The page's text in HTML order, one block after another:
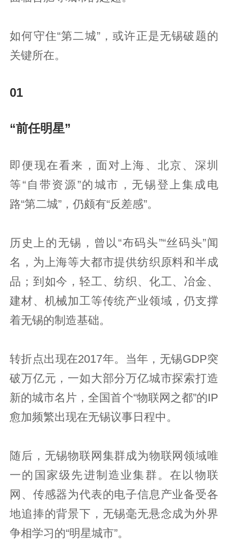
如何守住“第二城”，或许正是无锡破题的
关键所在。
01
“前任明星”
即便现在看来，面对上海、北京、深圳
等“自带资源”的城市，无锡登上集成电
路“第二城”，仍颇有“反差感”。
历史上的无锡，曾以“布码头”“丝码头”闻
名，为上海等大都市提供纺织原料和半成
品；到如今，轻工、纺织、化工、冶金、
建材、机械加工等传统产业领域，仍支撑
着无锡的制造基础。
转折点出现在2017年。当年，无锡GDP突
破万亿元，一如大部分万亿城市探索打造
新的城市名片，全国首个“物联网之都”的IP
愈加频繁出现在无锡议事日程中。
随后，无锡物联网集群成为物联网领域唯
一的国家级先进制造业集群。在以物联
网、传感器为代表的电子信息产业备受各
地追捧的背景下，无锡毫无悬念成为外界
争相学习的“明星城市”。